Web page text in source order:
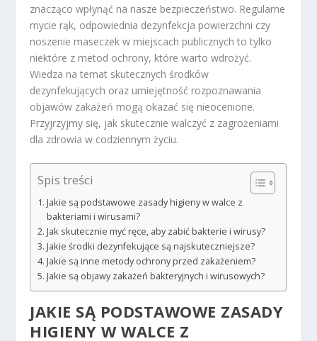
znacząco wpłynąć na nasze bezpieczeństwo. Regularne
mycie rąk, odpowiednia dezynfekcja powierzchni czy
noszenie maseczek w miejscach publicznych to tylko
niektóre z metod ochrony, które warto wdrożyć.
Wiedza na temat skutecznych środków
dezynfekujących oraz umiejętność rozpoznawania
objawów zakażeń mogą okazać się nieocenione.
Przyjrzyjmy się, jak skutecznie walczyć z zagrożeniami
dla zdrowia w codziennym życiu.
Spis treści
Jakie są podstawowe zasady higieny w walce z
bakteriami i wirusami?
Jak skutecznie myć ręce, aby zabić bakterie i wirusy?
Jakie środki dezynfekujące są najskuteczniejsze?
Jakie są inne metody ochrony przed zakażeniem?
Jakie są objawy zakażeń bakteryjnych i wirusowych?
JAKIE SĄ PODSTAWOWE ZASADY
HIGIENY W WALCE Z